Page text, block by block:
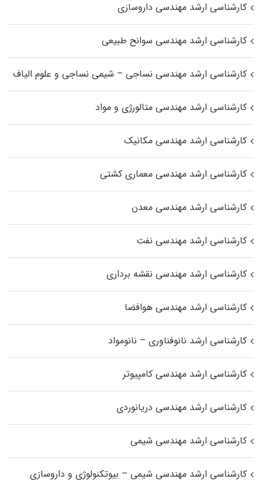
کارشناسی ارشد مهندسی داروسازی
کارشناسی ارشد مهندسی سوانح طبیعی
کارشناسی ارشد مهندسی نساجی – شیمی نساجی و علوم الیاف
کارشناسی ارشد مهندسی متالورژی و مواد
کارشناسی ارشد مهندسی مکانیک
کارشناسی ارشد مهندسی معماری کشتی
کارشناسی ارشد مهندسی معدن
کارشناسی ارشد مهندسی نفت
کارشناسی ارشد مهندسی نقشه برداری
کارشناسی ارشد مهندسی هوافضا
کارشناسی ارشد نانوفناوری – نانومواد
کارشناسی ارشد مهندسی کامپیوتر
کارشناسی ارشد مهندسی دریانوردی
کارشناسی ارشد مهندسی شیمی
کارشناسی ارشد مهندسی شیمی – بیوتکنولوژی و داروسازی